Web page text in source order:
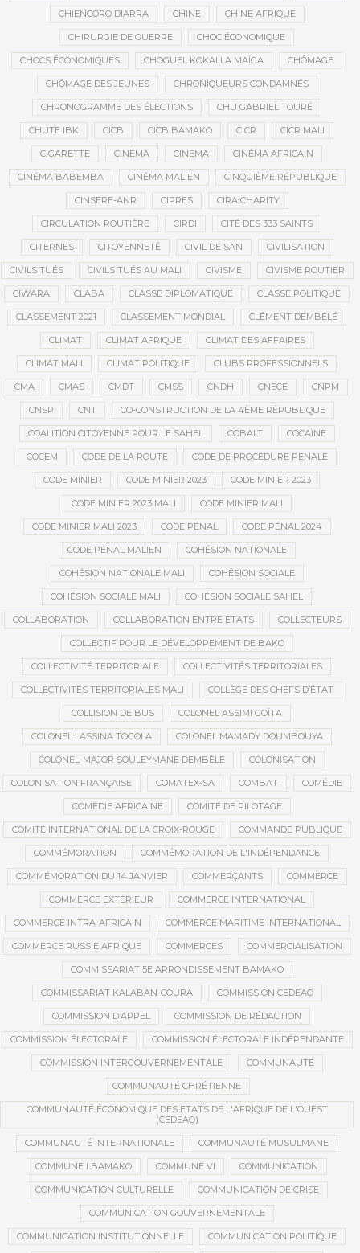
CHIENCORO DIARRA CHINE CHINE AFRIQUE
CHIRURGIE DE GUERRE CHOC ÉCONOMIQUE
CHOCS ÉCONOMIQUES CHOGUEL KOKALLA MAÏGA CHÔMAGE
CHÔMAGE DES JEUNES CHRONIQUEURS CONDAMNÉS
CHRONOGRAMME DES ÉLECTIONS CHU GABRIEL TOURÉ
CHUTE IBK CICB CICB BAMAKO CICR CICR MALI
CIGARETTE CINÉMA CINEMA CINÉMA AFRICAIN
CINÉMA BABEMBA CINÉMA MALIEN CINQUIÈME RÉPUBLIQUE
CINSERE-ANR CIPRES CIRA CHARITY
CIRCULATION ROUTIÈRE CIRDI CITÉ DES 333 SAINTS
CITERNES CITOYENNETÉ CIVIL DE SAN CIVILISATION
CIVILS TUÉS CIVILS TUÉS AU MALI CIVISME CIVISME ROUTIER
CIWARA CLABA CLASSE DIPLOMATIQUE CLASSE POLITIQUE
CLASSEMENT 2021 CLASSEMENT MONDIAL CLÉMENT DEMBÉLÉ
CLIMAT CLIMAT AFRIQUE CLIMAT DES AFFAIRES
CLIMAT MALI CLIMAT POLITIQUE CLUBS PROFESSIONNELS
CMA CMAS CMDT CMSS CNDH CNECE CNPM
CNSP CNT CO-CONSTRUCTION DE LA 4ÈME RÉPUBLIQUE
COALITION CITOYENNE POUR LE SAHEL COBALT COCAÏNE
COCEM CODE DE LA ROUTE CODE DE PROCÉDURE PÉNALE
CODE MINIER CODE MINIER 2023 CODE MINIER 2023
CODE MINIER 2023 MALI CODE MINIER MALI
CODE MINIER MALI 2023 CODE PÉNAL CODE PÉNAL 2024
CODE PÉNAL MALIEN COHÉSION NATIONALE
COHÉSION NATIONALE MALI COHÉSION SOCIALE
COHÉSION SOCIALE MALI COHÉSION SOCIALE SAHEL
COLLABORATION COLLABORATION ENTRE ETATS COLLECTEURS
COLLECTIF POUR LE DÉVELOPPEMENT DE BAKO
COLLECTIVITÉ TERRITORIALE COLLECTIVITÉS TERRITORIALES
COLLECTIVITÉS TERRITORIALES MALI COLLÈGE DES CHEFS D’ÉTAT
COLLISION DE BUS COLONEL ASSIMI GOÏTA
COLONEL LASSINA TOGOLA COLONEL MAMADY DOUMBOUYA
COLONEL-MAJOR SOULEYMANE DEMBÉLÉ COLONISATION
COLONISATION FRANÇAISE COMATEX-SA COMBAT COMÉDIE
COMÉDIE AFRICAINE COMITÉ DE PILOTAGE
COMITÉ INTERNATIONAL DE LA CROIX-ROUGE COMMANDE PUBLIQUE
COMMÉMORATION COMMÉMORATION DE L'INDÉPENDANCE
COMMÉMORATION DU 14 JANVIER COMMERÇANTS COMMERCE
COMMERCE EXTÉRIEUR COMMERCE INTERNATIONAL
COMMERCE INTRA-AFRICAIN COMMERCE MARITIME INTERNATIONAL
COMMERCE RUSSIE AFRIQUE COMMERCES COMMERCIALISATION
COMMISSARIAT 5E ARRONDISSEMENT BAMAKO
COMMISSARIAT KALABAN-COURA COMMISSION CEDEAO
COMMISSION D’APPEL COMMISSION DE RÉDACTION
COMMISSION ÉLECTORALE COMMISSION ÉLECTORALE INDÉPENDANTE
COMMISSION INTERGOUVERNEMENTALE COMMUNAUTÉ
COMMUNAUTÉ CHRÉTIENNE
COMMUNAUTÉ ÉCONOMIQUE DES ETATS DE L'AFRIQUE DE L'OUEST
(CEDEAO)
COMMUNAUTÉ INTERNATIONALE COMMUNAUTÉ MUSULMANE
COMMUNE I BAMAKO COMMUNE VI COMMUNICATION
COMMUNICATION CULTURELLE COMMUNICATION DE CRISE
COMMUNICATION GOUVERNEMENTALE
COMMUNICATION INSTITUTIONNELLE COMMUNICATION POLITIQUE